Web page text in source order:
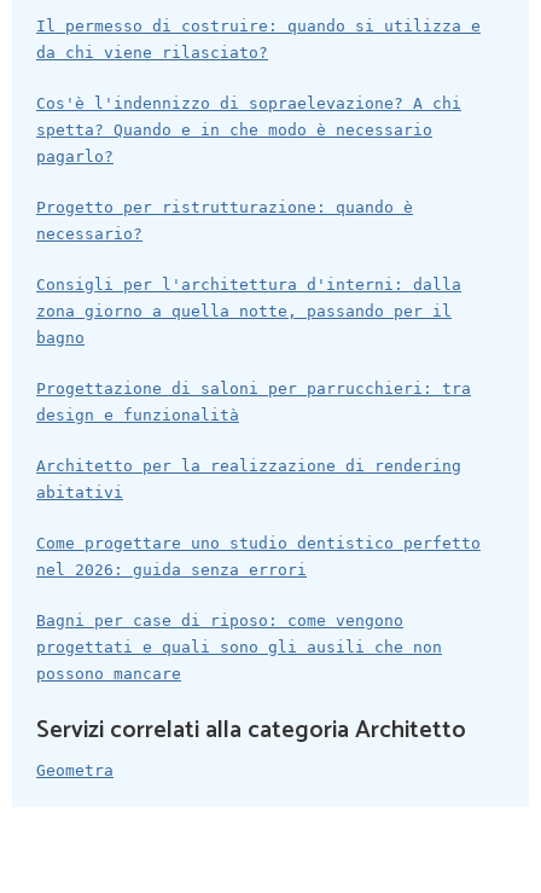
Il permesso di costruire: quando si utilizza e
da chi viene rilasciato?
Cos'è l'indennizzo di sopraelevazione? A chi
spetta? Quando e in che modo è necessario
pagarlo?
Progetto per ristrutturazione: quando è
necessario?
Consigli per l'architettura d'interni: dalla
zona giorno a quella notte, passando per il
bagno
Progettazione di saloni per parrucchieri: tra
design e funzionalità
Architetto per la realizzazione di rendering
abitativi
Come progettare uno studio dentistico perfetto
nel 2026: guida senza errori
Bagni per case di riposo: come vengono
progettati e quali sono gli ausili che non
possono mancare
Servizi correlati alla categoria Architetto
Geometra